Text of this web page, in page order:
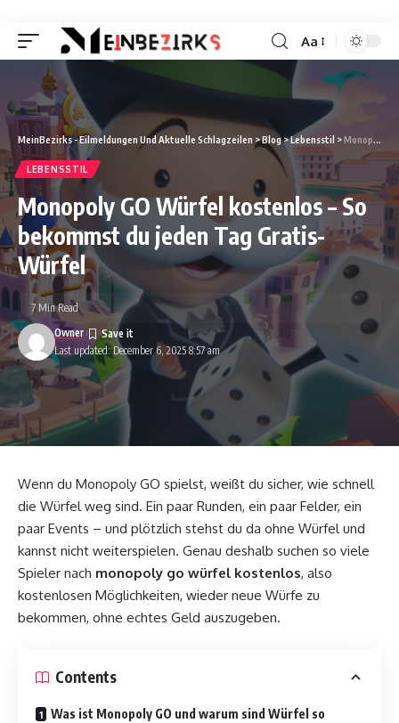
Font
Resizer
Aa
MeinBezirks - Eilmeldungen Und Aktuelle Schlagzeilen >Blog>Lebensstil >Monopoly GO Würfel kostenlos – So bekommst du jeden Tag Gratis-Würfel
LEBENSSTIL
Monopoly GO Würfel kostenlos – So
bekommst du jeden Tag Gratis-
Würfel
Last updated: December 6, 2025 8:57 am
Owner
7 Min Read
Wenn du Monopoly GO spielst, weißt du sicher, wie schnell
die Würfel weg sind. Ein paar Runden, ein paar Felder, ein
paar Events – und plötzlich stehst du da ohne Würfel und
kannst nicht weiterspielen. Genau deshalb suchen so viele
Spieler nach monopoly go würfel kostenlos, also
kostenlosen Möglichkeiten, wieder neue Würfe zu
bekommen, ohne echtes Geld auszugeben.
Contents
Was ist Monopoly GO und warum sind Würfel so